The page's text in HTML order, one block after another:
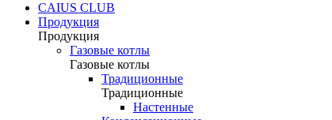
CAIUS CLUB
Продукция
Продукция
Газовые котлы
Газовые котлы
Традиционные
Традиционные
Настенные